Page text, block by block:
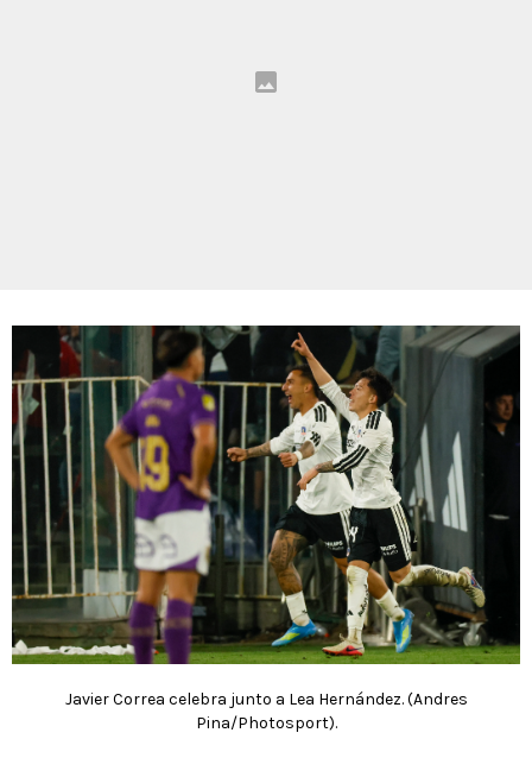
Javier Correa celebra junto a Lea Hernández. (Andres
Pina/Photosport).